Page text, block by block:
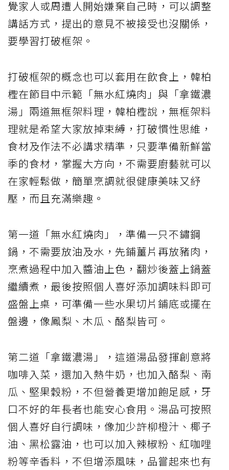
覺家人或周遭人開始嫌棄自己時，可以調整
講話方式，提出的意見不被接受也沒關係，
要學習打破框架。
打破框架的概念也可以套用在飲食上，韓柏
檉在節目中示範「無水紅燒肉」與「拿鐵濃
湯」兩道無框架料理，韓柏檉說，無框架料
理就是希望大家放掉束縛，打破慣性思維，
食材及作法不必講求精準，只要準備新鮮當
季的食材，掌握大方向，不需要廚藝就可以
在家輕鬆做，簡單烹調就很健康美味又紓
壓，而且充滿樂趣。
第一道「無水紅燒肉」，準備一只不鏽鋼
鍋，不需要放油及水，先鋪薑片再放豬肉，
烹煮過程中加入醬油上色，翻炒後蓋上鍋蓋
繼續煮，最後按照個人喜好添加調味料即可
盛盤上桌，可準備一些水果切片鋪底或擺在
盤邊，像鳳梨、木瓜、酪梨皆可。
第二道「拿鐵濃湯」，這道湯品發揮創意將
咖啡入菜，還加入熱牛奶，也加入酪梨、南
瓜、堅果穀粉，不但營養更增加飽足感，牙
口不好的年長者也能安心食用。湯品可按照
個人喜好自行調味，像加少許柳橙汁、椰子
油、黑松露油，也可以加入辣椒粉、紅咖哩
粉等辛香料，不但增添風味，品嘗起來也有